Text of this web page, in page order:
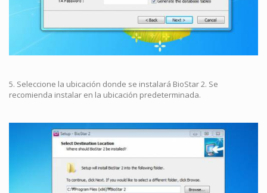
5. Seleccione la ubicación donde se instalará BioStar 2. Se
recomienda instalar en la ubicación predeterminada.